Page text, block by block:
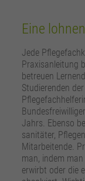
Eine
Jede
Praxisanleitung
betreuen
Studierenden
Jahrs. Ebenso
sanitäter,
Mitarbeitende.
man, indem
erwirbt oder die